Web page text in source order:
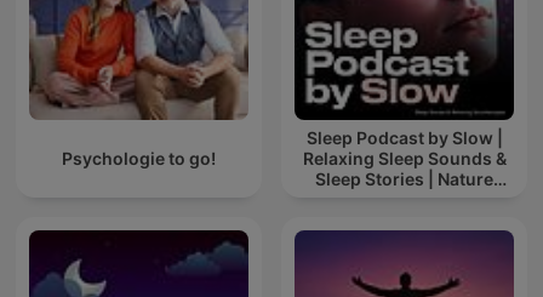
Psychologie to go!
Sleep Podcast by Slow |
Relaxing Sleep Sounds &
Sleep Stories | Nature